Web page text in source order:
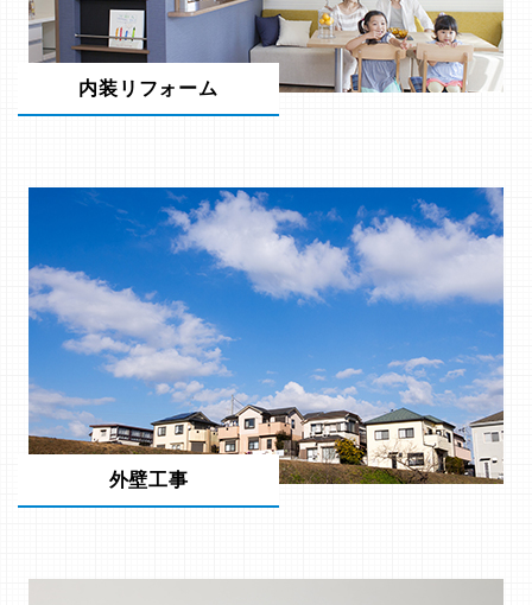
内装リフォーム
外壁工事